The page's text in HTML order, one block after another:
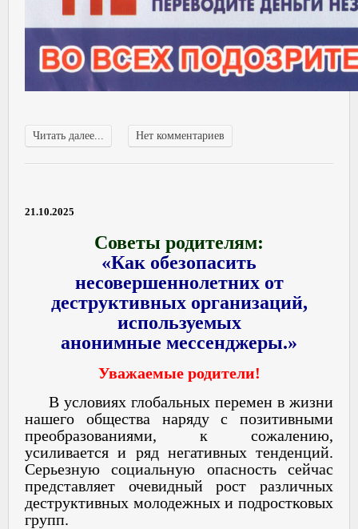
Читать далее... Нет комментариев
21.10.2025
Советы родителям:
«Как обезопасить
несовершеннолетних от
деструктивных организаций,
используемых
анонимные мессенджеры.»
Уважаемые родители!
В условиях глобальных перемен в жизни
нашего общества наряду с позитивными
преобразованиями, к сожалению,
усиливается и ряд негативных тенденций.
Серьезную социальную опасность сейчас
представляет очевидный рост различных
деструктивных молодежных и подростковых
групп.